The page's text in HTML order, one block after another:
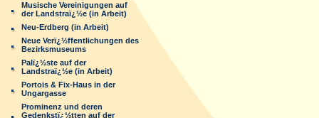
Musische Vereinigungen auf
der Landstraï¿½e (in Arbeit)
Neu-Erdberg (in Arbeit)
Neue Verï¿½ffentlichungen des
Bezirksmuseums
Palï¿½ste auf der
Landstraï¿½e (in Arbeit)
Portois & Fix-Haus in der
Ungargasse
Prominenz und deren
Gedenkstï¿½tten auf der